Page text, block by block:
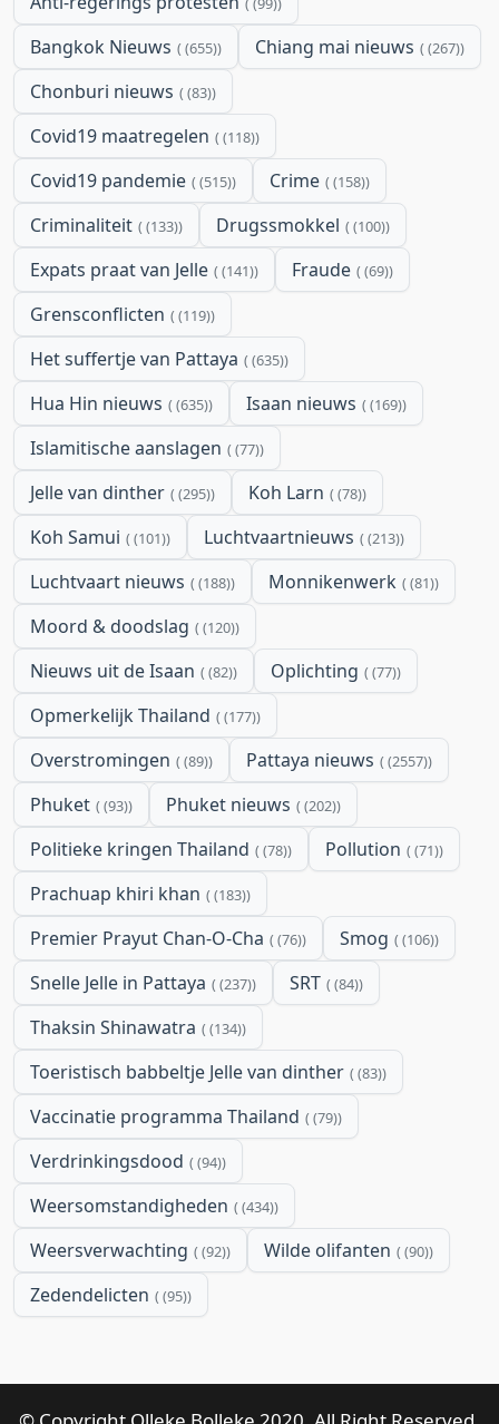
Bangkok Nieuws (655) Chiang mai nieuws (267)
Chonburi nieuws (83)
Covid19 maatregelen (118)
Covid19 pandemie (515) Crime (158)
Criminaliteit (133) Drugssmokkel (100)
Expats praat van Jelle (141) Fraude (69)
Grensconflicten (119)
Het suffertje van Pattaya (635)
Hua Hin nieuws (635) Isaan nieuws (169)
Islamitische aanslagen (77)
Jelle van dinther (295) Koh Larn (78)
Koh Samui (101) Luchtvaartnieuws (213)
Luchtvaart nieuws (188) Monnikenwerk (81)
Moord & doodslag (120)
Nieuws uit de Isaan (82) Oplichting (77)
Opmerkelijk Thailand (177)
Overstromingen (89) Pattaya nieuws (2557)
Phuket (93) Phuket nieuws (202)
Politieke kringen Thailand (78) Pollution (71)
Prachuap khiri khan (183)
Premier Prayut Chan-O-Cha (76) Smog (106)
Snelle Jelle in Pattaya (237) SRT (84)
Thaksin Shinawatra (134)
Toeristisch babbeltje Jelle van dinther (83)
Vaccinatie programma Thailand (79)
Verdrinkingsdood (94)
Weersomstandigheden (434)
Weersverwachting (92) Wilde olifanten (90)
Zedendelicten (95)